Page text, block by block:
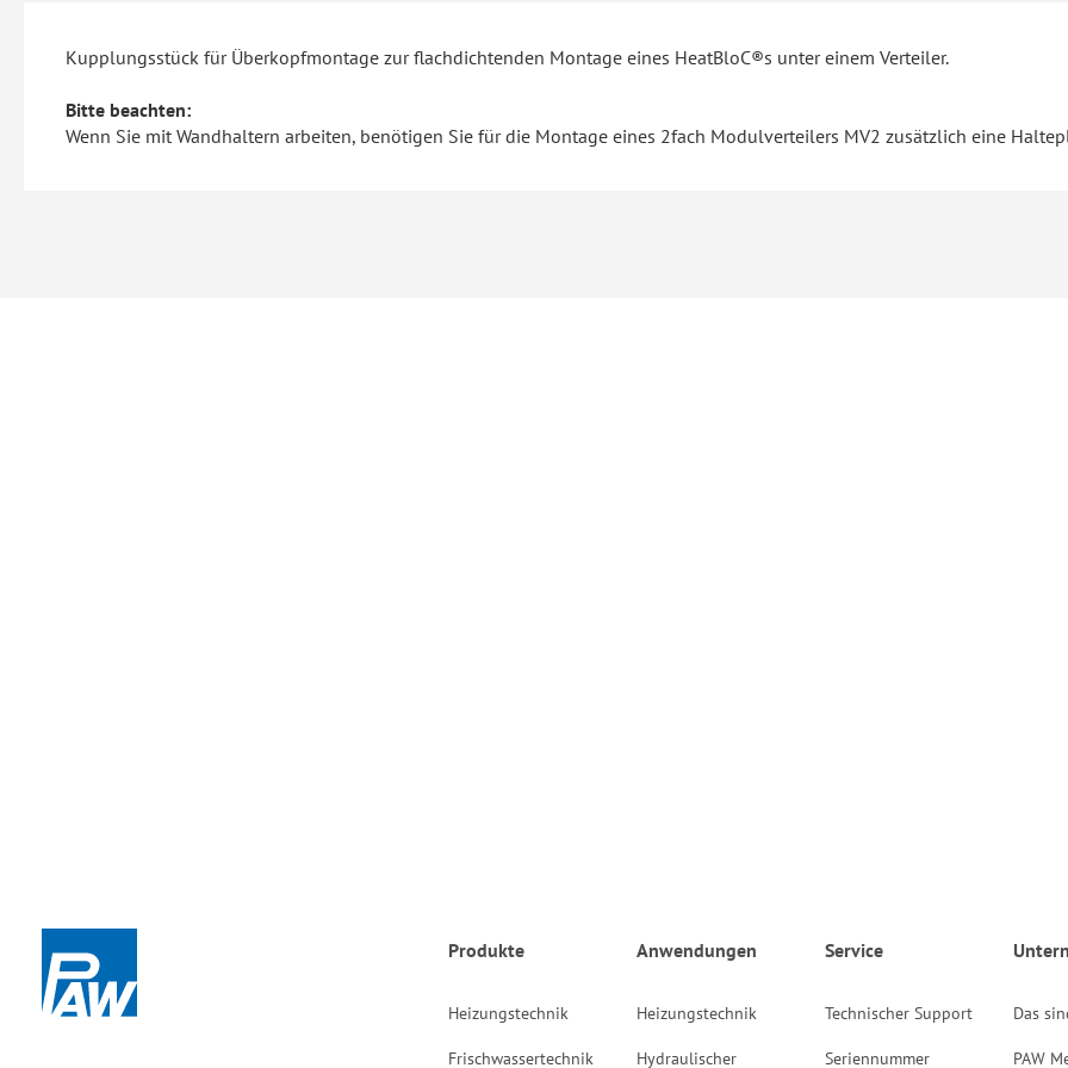
Kupplungsstück für Überkopfmontage zur flachdichtenden Montage eines HeatBloC®s unter einem Verteiler.
Bitte beachten:
Wenn Sie mit Wandhaltern arbeiten, benötigen Sie für die Montage eines 2fach Modulverteilers MV2 zusätzlich eine
Produkte
Heizungstechnik
Frischwassertechnik
Anwendungen
Heizungstechnik
Hydraulischer
Service
Technischer Support
Seriennummer
Das
PAW